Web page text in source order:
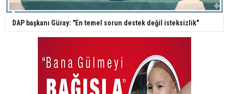
DAP başkanı Güray: "En temel sorun destek değil isteksizlik"